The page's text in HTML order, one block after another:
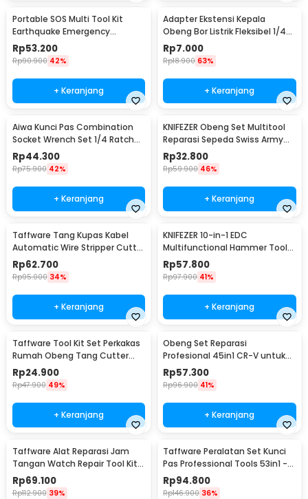
Portable SOS Multi Tool Kit
Earthquake Emergency
Outdoor Survival - JT21
Rp53.200
Rp90.900 42%
+ Keranjang
Adapter Ekstensi Kepala
Obeng Bor Listrik Fleksibel 1/4
Inch 290mm - HT566
Rp7.000
Rp18.900 63%
+ Keranjang
Aiwa Kunci Pas Combination
Socket Wrench Set 1/4 Ratchet
40 PCS - DB2020
Rp44.300
Rp75.900 42%
+ Keranjang
KNIFEZER Obeng Set Multitool
Reparasi Sepeda Swiss Army
EDC 11in1 - T25
Rp32.800
Rp59.900 46%
+ Keranjang
Taffware Tang Kupas Kabel
Automatic Wire Stripper Cutter
Crimper - TK0742
Rp62.700
Rp95.000 34%
+ Keranjang
KNIFEZER 10-in-1 EDC
Multifunctional Hammer Tool
for Camping Survival - WL-
9003
Rp57.800
Rp97.900 41%
+ Keranjang
Taffware Tool Kit Set Perkakas
Rumah Obeng Tang Cutter
Kunci L 12in1 - KS-011
Rp24.900
Rp47.900 49%
+ Keranjang
Obeng Set Reparasi
Profesional 45in1 CR-V untuk
HP Laptop Elektronik - 6093
Rp57.300
Rp96.900 41%
+ Keranjang
Taffware Alat Reparasi Jam
Tangan Watch Repair Tool Kit
Lengkap 13in1 - SC8005
Rp69.100
Rp112.900 39%
Taffware Peralatan Set Kunci
Pas Professional Tools 53in1 -
CR-V53
Rp94.800
Rp146.900 36%